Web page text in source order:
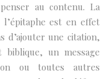
au contenu. La
l’épitaphe est en effet
d’ajouter une citation,
un message
ou toutes autres